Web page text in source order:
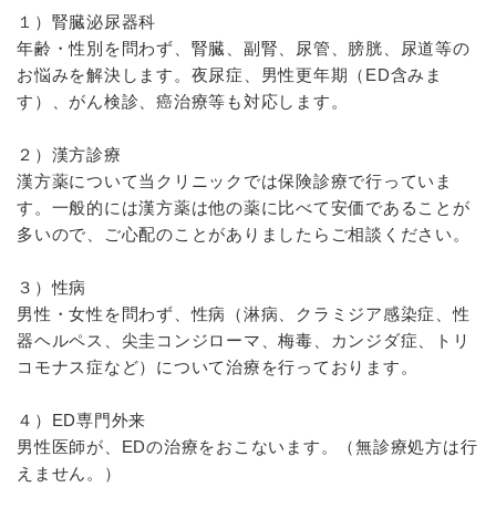
１）腎臓泌尿器科
年齢・性別を問わず、腎臓、副腎、尿管、膀胱、尿道等の
お悩みを解決します。夜尿症、男性更年期（ED含みま
す）、がん検診、癌治療等も対応します。
２）漢方診療
漢方薬について当クリニックでは保険診療で行っていま
す。一般的には漢方薬は他の薬に比べて安価であることが
多いので、ご心配のことがありましたらご相談ください。
３）性病
男性・女性を問わず、性病（淋病、クラミジア感染症、性
器ヘルペス、尖圭コンジローマ、梅毒、カンジダ症、トリ
コモナス症など）について治療を行っております。
４）ED専門外来
男性医師が、EDの治療をおこないます。（無診療処方は行
えません。）